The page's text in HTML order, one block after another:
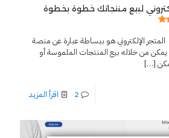
لبيع منتجاتك خطوة بخطوة
المتجر الإلكتروني هو ببساطة عبارة عن منصة
من خلاله بيع المنتجات الملموسة أو
[…]
2 اقرأ المزيد